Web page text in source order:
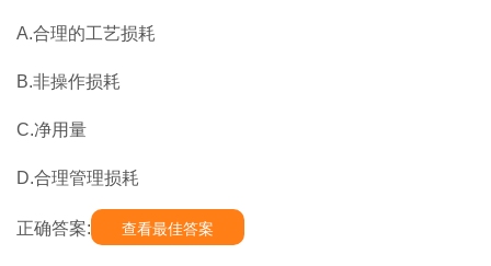
A.合理的工艺损耗
B.非操作损耗
C.净用量
D.合理管理损耗
正确答案: 查看最佳答案